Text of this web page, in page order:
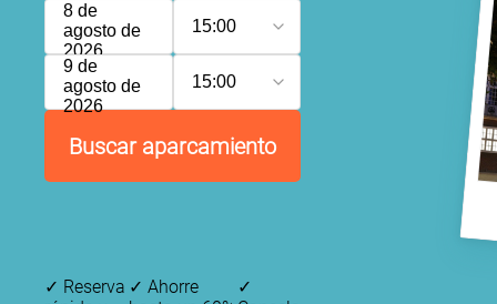
8 de
agosto de
2026
15:00
9 de
agosto de
2026
15:00
Buscar aparcamiento
✓ Reserva ✓ Ahorre
✓